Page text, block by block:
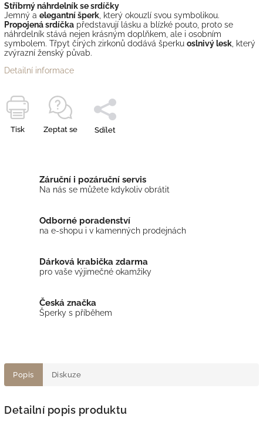
Stříbrný náhrdelník se srdíčky
Jemný a elegantní šperk , který okouzlí svou symbolikou.
Propojená srdíčka představují lásku a blízké pouto, proto se
náhrdelník stává nejen krásným doplňkem, ale i osobním
symbolem. Třpyt čirých zirkonů dodává šperku oslnivý lesk , který
zvýrazní ženský půvab.
Detailní informace
Tisk Zeptat se Sdílet
Záruční i pozáruční servis
Na nás se můžete kdykoliv obrátit
Odborné poradenství
na e-shopu i v kamenných prodejnách
Dárková krabička zdarma
pro vaše výjimečné okamžiky
Česká značka
Šperky s příběhem
Popis Diskuze
Detailní popis produktu